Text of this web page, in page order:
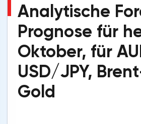
Analytische
Prognose für
Oktober, für
USD/JPY,
Gold